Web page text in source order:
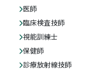
医師
臨床検査技師
視能訓練士
保健師
診療放射線技師